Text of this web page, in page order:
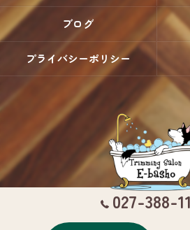
027-388-
ブログ
プライバシーポリシー